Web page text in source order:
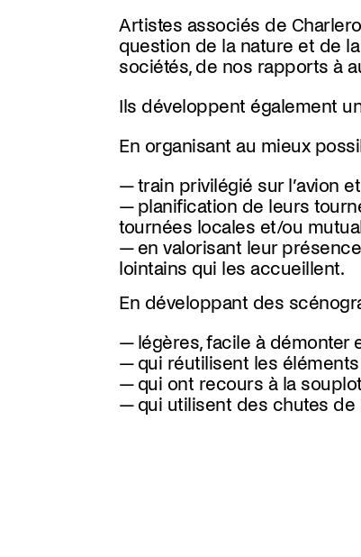
Artistes associés de
question de la nature et de
sociétés, de nos rapports à
Ils développent également
En organisant au mieux
train privilégié sur l’avion
planification de leurs
tournées locales et/ou
en valorisant leur
lointains qui les accueillent.
En développant des
légères, facile à démonter
qui réutilisent les
qui ont recours à la
qui utilisent des chutes